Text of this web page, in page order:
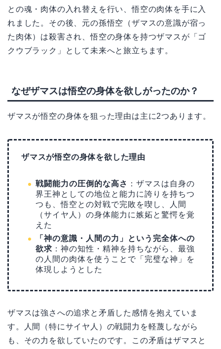
との魂・肉体の入れ替えを行い、悟空の肉体を手に入
れました。その後、元の孫悟空（ザマスの意識が宿っ
た肉体）は殺害され、悟空の身体を持つザマスが「ゴ
クウブラック」として未来へと旅立ちます。
なぜザマスは悟空の身体を欲しがったのか？
ザマスが悟空の身体を狙った理由は主に2つあります。
ザマスが悟空の身体を欲した理由
戦闘能力の圧倒的な高さ ：ザマスは自身の
界王神としての地位と能力に誇りを持ちつ
つも、悟空との対戦で完敗を喫し、人間
（サイヤ人）の身体能力に嫉妬と驚愕を覚
えた
「神の意識・人間の力」という完全体への
欲求 ：神の知性・精神を持ちながら、最強
の人間の肉体を使うことで「完璧な神」を
体現しようとした
ザマスは強さへの追求と矛盾した感情を抱えていま
す。人間（特にサイヤ人）の戦闘力を軽蔑しながら
も、その力を欲していたのです。この矛盾はザマスと